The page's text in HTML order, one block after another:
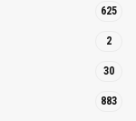
625
2
30
883